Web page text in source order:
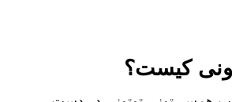
کیست؟